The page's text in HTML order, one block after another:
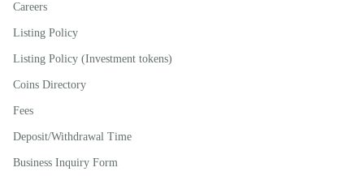
Careers
Listing Policy
Listing Policy (Investment tokens)
Coins Directory
Fees
Deposit/Withdrawal Time
Business Inquiry Form